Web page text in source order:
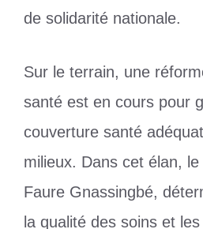
de solidarité nationale.
Sur le terrain, une
santé est en cours pour
couverture santé
milieux. Dans cet élan, le
Faure Gnassingbé,
la qualité des soins et